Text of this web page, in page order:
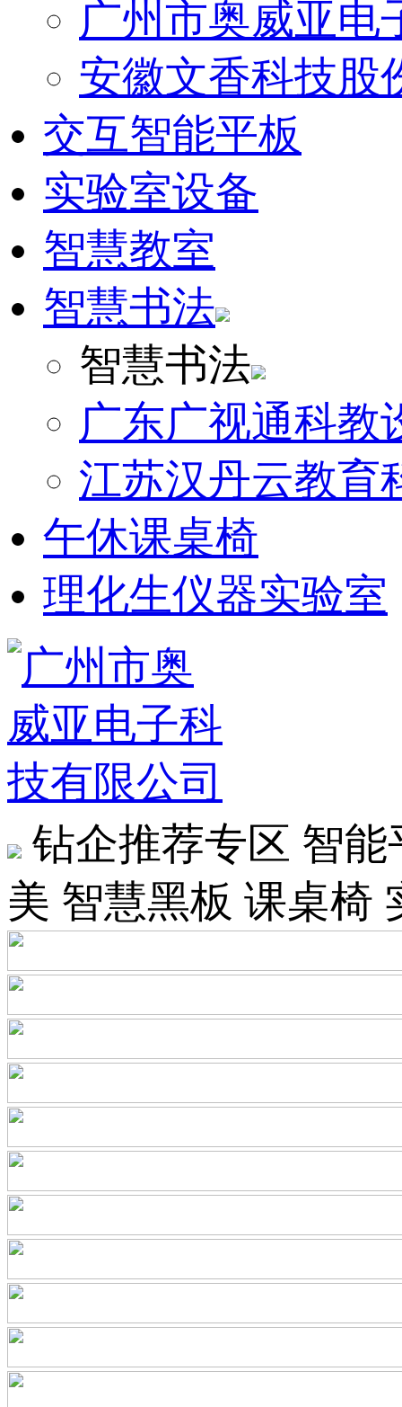
广州市奥威亚电
安徽文香科技股
交互智能平板
实验室设备
智慧教室
智慧书法
智慧书法
广东广视通科教
江苏汉丹云教育
午休课桌椅
理化生仪器实验室
钻企推荐专区 智能
美 智慧黑板 课桌椅